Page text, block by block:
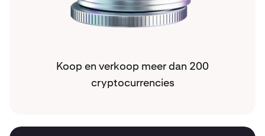
Koop en verkoop meer dan 200
cryptocurrencies